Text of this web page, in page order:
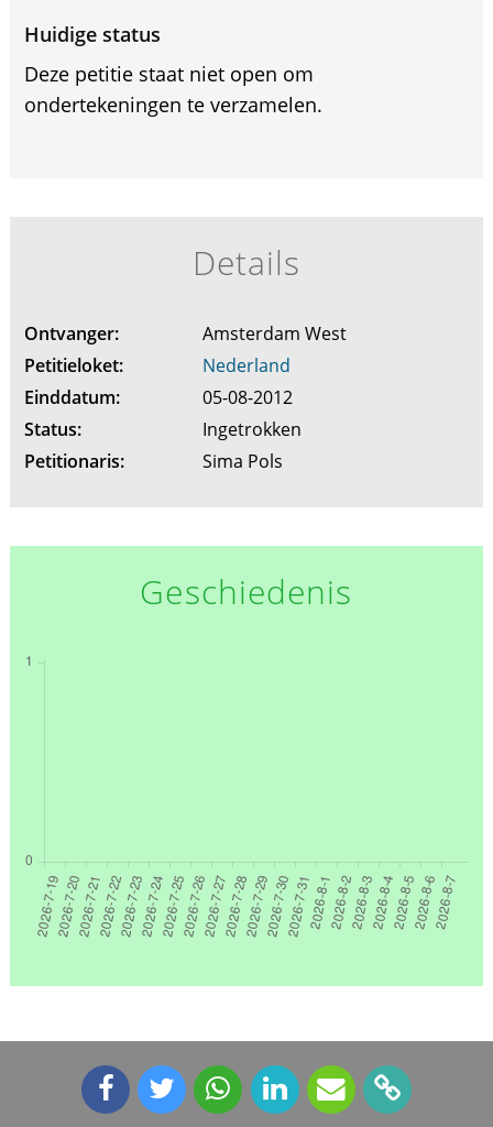
Huidige status
Deze petitie staat niet open om
ondertekeningen te verzamelen.
Details
Ontvanger:
Amsterdam West
Petitieloket:
Nederland
Einddatum:
05-08-2012
Status:
Ingetrokken
Petitionaris:
Sima Pols
Geschiedenis